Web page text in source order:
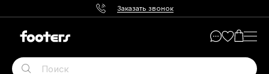
Заказать звонок